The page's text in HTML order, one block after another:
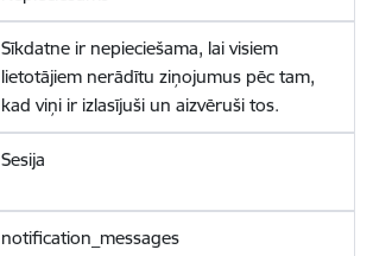
Sīkdatne ir nepieciešama, lai visiem
lietotājiem nerādītu ziņojumus pēc tam,
kad viņi ir izlasījuši un aizvēruši tos.
Sesija
notification_messages